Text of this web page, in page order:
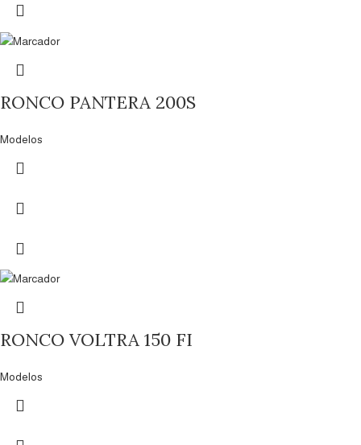
RONCO PANTERA 200S
Modelos
RONCO VOLTRA 150 FI
Modelos